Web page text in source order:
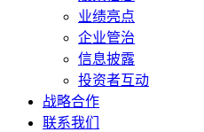
业绩亮点
企业管治
信息披露
投资者互动
战略合作
联系我们